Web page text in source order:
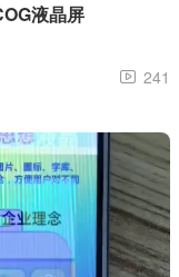
液晶屏
 241